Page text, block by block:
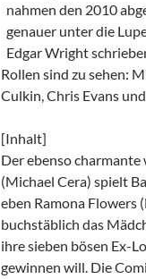
nahmen den 2010
genauer unter die
Edgar Wright
Rollen sind zu sehen:
Culkin, Chris Evans
[Inhalt]
Der ebenso
(Michael Cera) spielt
eben Ramona Flowers
buchstäblich das
ihre sieben bösen Ex-
gewinnen will. Die